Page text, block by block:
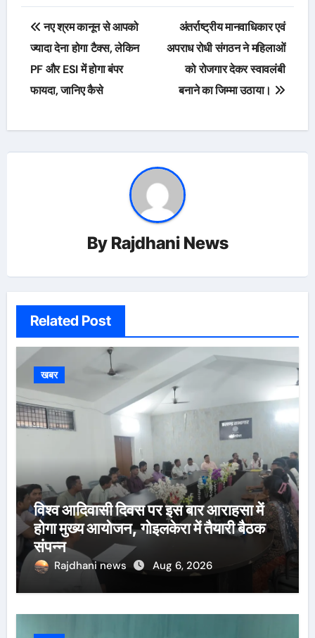
Post
navigation
नए श्रम कानून से आपको
ज्यादा देना होगा टैक्स, लेकिन
PF और ESI में होगा बंपर
फायदा, जानिए कैसे
अंतर्राष्ट्रीय मानवाधिकार एवं
अपराध रोधी संगठन ने महिलाओं
को रोजगार देकर स्वावलंबी
बनाने का जिम्मा उठाया।
By Rajdhani News
Related Post
खबर
विश्व आदिवासी दिवस पर इस बार आराहसा में
होगा मुख्य आयोजन, गोइलकेरा में तैयारी बैठक
संपन्न
Rajdhani news Aug 6, 2026